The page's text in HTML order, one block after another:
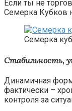
Если ты не
Семерка Кубков
Семерка
Стабильность,
Динамичная
фактически –
контроля за